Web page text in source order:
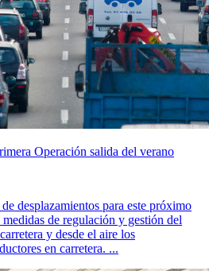
Operación salida del verano
desplazamientos para este próximo
de regulación y gestión del
y desde el aire los
en carretera. ...